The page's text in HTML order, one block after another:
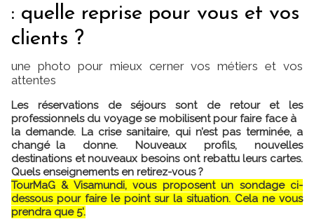
: quelle reprise pour vous et vos
clients ?
une photo pour mieux cerner vos métiers et vos
attentes
Les réservations de séjours sont de retour et les
professionnels du voyage se mobilisent pour faire face à
la demande. La crise sanitaire, qui n’est pas terminée, a
changé la donne. Nouveaux profils, nouvelles
destinations et nouveaux besoins ont rebattu leurs cartes.
Quels enseignements en retirez-vous ?
TourMaG & Visamundi, vous proposent un sondage ci-
dessous pour faire le point sur la situation. Cela ne vous
prendra que 5'.